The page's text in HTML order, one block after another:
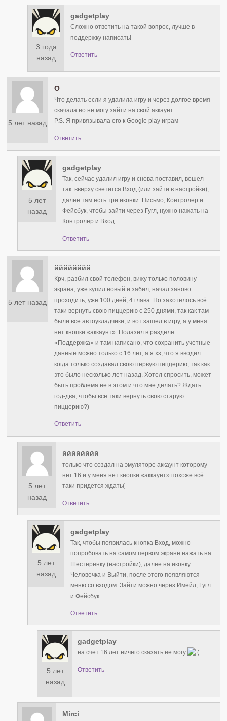
3 года
назад
gadgetplay
Сложно ответить на такой вопрос, лучше в
поддержку написать!
Ответить
5 лет назад
О
Что делать если я удалила игру и через долгое время
скачала но не могу зайти на свой аккаунт
P.S. Я привязывала его к Google play играм
Ответить
5 лет
назад
gadgetplay
Так, сейчас удалил игру и снова поставил, вошел
так: вверху светится Вход (или зайти в настройки),
далее там есть три иконки: Письмо, Контролер и
Фейсбук, чтобы зайти через Гугл, нужно нажать на
Контролер и Вход.
Ответить
5 лет назад
йййййййй
Крч, разбил свой телефон, вижу только половину
экрана, уже купил новый и забил, начал заново
проходить, уже 100 дней, 4 глава. Но захотелось всё
таки вернуть свою пиццерию с 250 днями, так как там
были все автоукладчики, и вот зашел в игру, а у меня
нет кнопки «аккаунт». Полазил в разделе
«Поддержка» и там написано, что сохранить учетные
данные можно только с 16 лет, а я хз, что я вводил
когда только создавал свою первую пиццерию, так как
это было несколько лет назад. Хотел спросить, может
быть проблема не в этом и что мне делать? Ждать
год-два, чтобы всё таки вернуть свою старую
пиццерию?)
Ответить
5 лет
назад
йййййййй
только что создал на эмуляторе аккаунт которому
нет 16 и у меня нет кнопки «аккаунт» похоже всё
таки придется ждать(
Ответить
5 лет
назад
gadgetplay
Так, чтобы появилась кнопка Вход, можно
попробовать на самом первом экране нажать на
Шестеренку (настройки), далее на иконку
Человечка и Выйти, после этого появляются
меню со входом. Зайти можно через Имейл, Гугл
и Фейсбук.
Ответить
5 лет
назад
gadgetplay
на счет 16 лет ничего сказать не могу
Ответить
Mirci